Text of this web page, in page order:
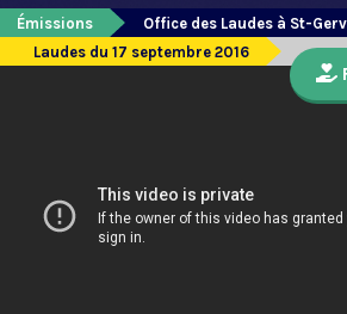
Émissions
Office des Laudes à St-
Laudes du 17 septembre 2016